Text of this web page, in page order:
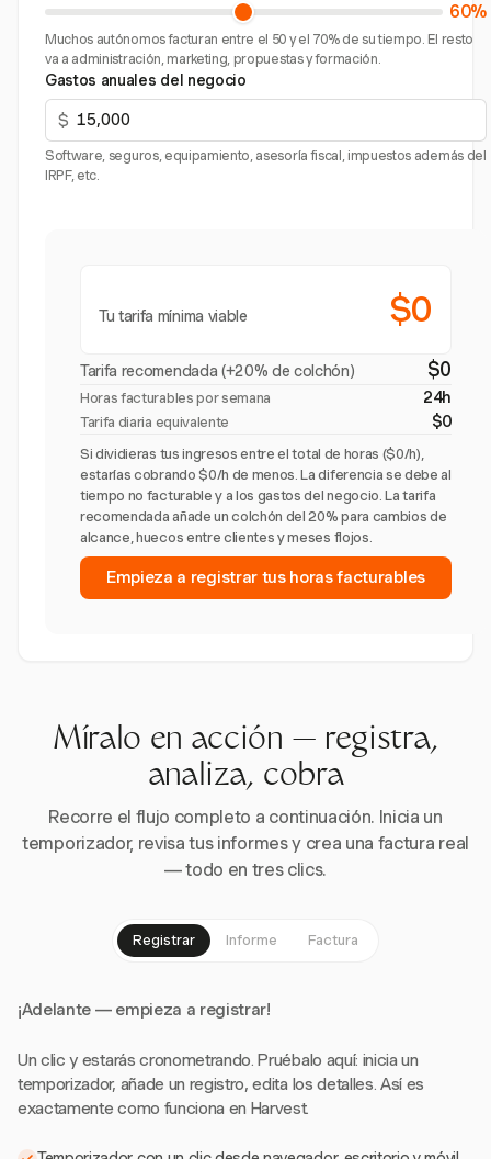
60%
Muchos autónomos facturan entre el 50 y el 70% de su tiempo. El resto
va a administración, marketing, propuestas y formación.
Gastos anuales del negocio
$
Software, seguros, equipamiento, asesoría fiscal, impuestos además del
IRPF, etc.
Tu tarifa mínima viable $0
Tarifa recomendada (+20% de colchón) $0
Horas facturables por semana 24h
Tarifa diaria equivalente $0
Si dividieras tus ingresos entre el total de horas ($0/h),
estarías cobrando $0/h de menos. La diferencia se debe al
tiempo no facturable y a los gastos del negocio. La tarifa
recomendada añade un colchón del 20% para cambios de
alcance, huecos entre clientes y meses flojos.
Empieza a registrar tus horas facturables
Míralo en acción — registra,
analiza, cobra
Recorre el flujo completo a continuación. Inicia un
temporizador, revisa tus informes y crea una factura real
— todo en tres clics.
Registrar Informe Factura
¡Adelante — empieza a registrar!
Un clic y estarás cronometrando. Pruébalo aquí: inicia un
temporizador, añade un registro, edita los detalles. Así es
exactamente como funciona en Harvest.